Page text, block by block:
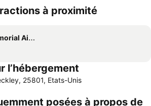
à proximité
Airport
l’hébergement
25801, Etats-Unis
posées à propos de